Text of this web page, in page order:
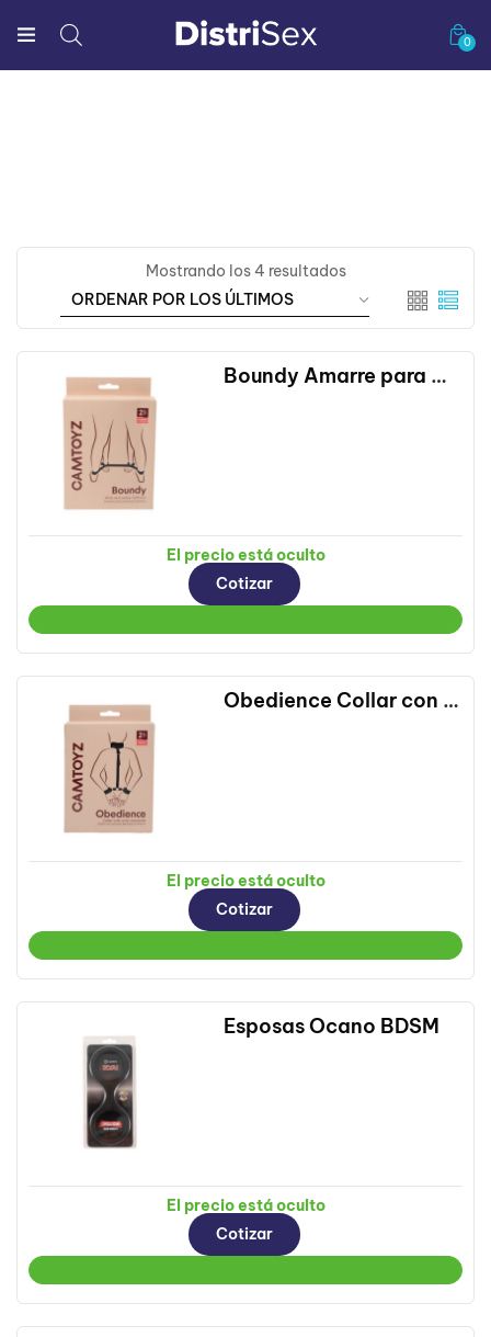
0
Mostrando los 4 resultados
Boundy Amarre para Muñecas y Tobillos Camtoyz
El precio está oculto
Cotizar
Obedience Collar con Esposas para Muñecas Camtoyz
El precio está oculto
Cotizar
Esposas Ocano BDSM
El precio está oculto
Cotizar